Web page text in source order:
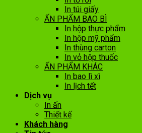
In túi giấy
ẤN PHẨM BAO BÌ
In hộp thực phẩm
In hộp mỹ phẩm
In thùng carton
In vỏ hộp thuốc
ẤN PHẨM KHÁC
In bao lì xì
In lịch tết
Dịch vụ
In ấn
Thiết kế
Khách hàng